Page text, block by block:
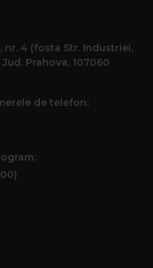
nr. 4 (fosta Str. Industriei,
Prahova, 107060
de telefon: